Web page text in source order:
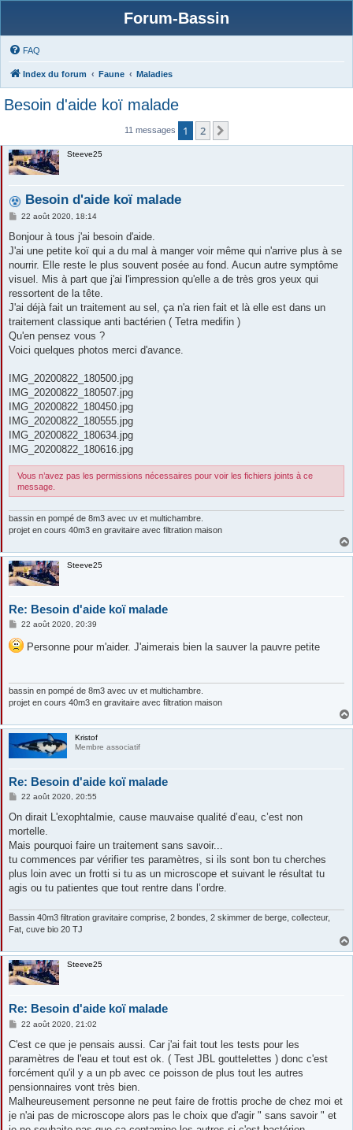
Forum-Bassin
FAQ
Index du forum Faune Maladies
Besoin d'aide koï malade
11 messages 1 2
Steeve25
Besoin d'aide koï malade
M
s
a
g
22 août 2020, 18:14
Bonjour à tous j'ai besoin d'aide.
J'ai une petite koï qui a du mal à manger voir même qui n'arrive plus à se
nourrir. Elle reste le plus souvent posée au fond. Aucun autre symptôme
visuel. Mis à part que j'ai l'impression qu'elle a de très gros yeux qui
ressortent de la tête.
J'ai déjà fait un traitement au sel, ça n'a rien fait et là elle est dans un
traitement classique anti bactérien ( Tetra medifin )
Qu'en pensez vous ?
Voici quelques photos merci d'avance.
IMG_20200822_180500.jpg
IMG_20200822_180507.jpg
IMG_20200822_180450.jpg
IMG_20200822_180555.jpg
IMG_20200822_180634.jpg
IMG_20200822_180616.jpg
Vous n’avez pas les permissions nécessaires pour voir les fichiers joints à ce
message.
bassin en pompé de 8m3 avec uv et multichambre.
projet en cours 40m3 en gravitaire avec filtration maison
Steeve25
Re: Besoin d'aide koï malade
M
s
s
22 août 2020, 20:39
Personne pour m'aider. J'aimerais bien la sauver la pauvre petite
bassin en pompé de 8m3 avec uv et multichambre.
projet en cours 40m3 en gravitaire avec filtration maison
Kristof
Membre associatif
Re: Besoin d'aide koï malade
M
s
a
g
22 août 2020, 20:55
On dirait L'exophtalmie, cause mauvaise qualité d’eau, c’est non
mortelle.
Mais pourquoi faire un traitement sans savoir...
tu commences par vérifier tes paramètres, si ils sont bon tu cherches
plus loin avec un frotti si tu as un microscope et suivant le résultat tu
agis ou tu patientes que tout rentre dans l’ordre.
Bassin 40m3 filtration gravitaire comprise, 2 bondes, 2 skimmer de berge, collecteur,
Fat, cuve bio 20 TJ
Steeve25
Re: Besoin d'aide koï malade
M
s
a
g
22 août 2020, 21:02
C'est ce que je pensais aussi. Car j'ai fait tout les tests pour les
paramètres de l'eau et tout est ok. ( Test JBL gouttelettes ) donc c'est
forcément qu'il y a un pb avec ce poisson de plus tout les autres
pensionnaires vont très bien.
Malheureusement personne ne peut faire de frottis proche de chez moi et
je n'ai pas de microscope alors pas le choix que d'agir " sans savoir " et